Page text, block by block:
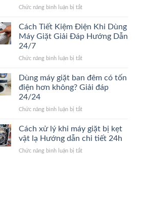
Đáp
giặt
Dấu
hiệu
nhanh
Chức năng bình luận bị tắtở
nên
mua
máy
chính
hãng?
Nhanh
Cách Tiết Kiệm Điện Khi Dùng
Máy Giặt Giải Đáp Hướng Dẫn
24/7
Chức năng bình luận bị tắtở
Tiết
Kiệm
Dùng
Giặt
Giải
Hướng
Dùng máy giặt ban đêm có tốn
điện hơn không? Giải đáp
24/24
Chức năng bình luận bị tắtở
máy
giặt
đêm
Cách xử lý khi máy giặt bị kẹt
vật lạ Hướng dẫn chi tiết 24h
Chức năng bình luận bị tắtở